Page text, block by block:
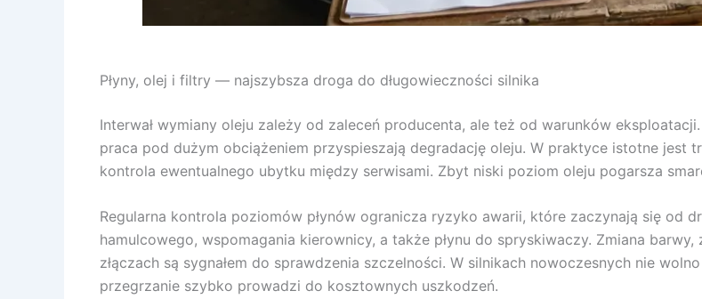
Płyny, olej i filtry — najszybsza droga do długowieczności silnika
Interwał wymiany oleju zależy od zaleceń producenta, ale też od warunków
praca pod dużym obciążeniem przyspieszają degradację oleju. W praktyce istotne jest
kontrola ewentualnego ubytku między serwisami. Zbyt niski poziom oleju pogarsza
Regularna kontrola poziomów płynów ogranicza ryzyko awarii, które zaczynają się od
hamulcowego, wspomagania kierownicy, a także płynu do spryskiwaczy. Zmiana
złączach są sygnałem do sprawdzenia szczelności. W silnikach nowoczesnych nie
przegrzanie szybko prowadzi do kosztownych uszkodzeń.